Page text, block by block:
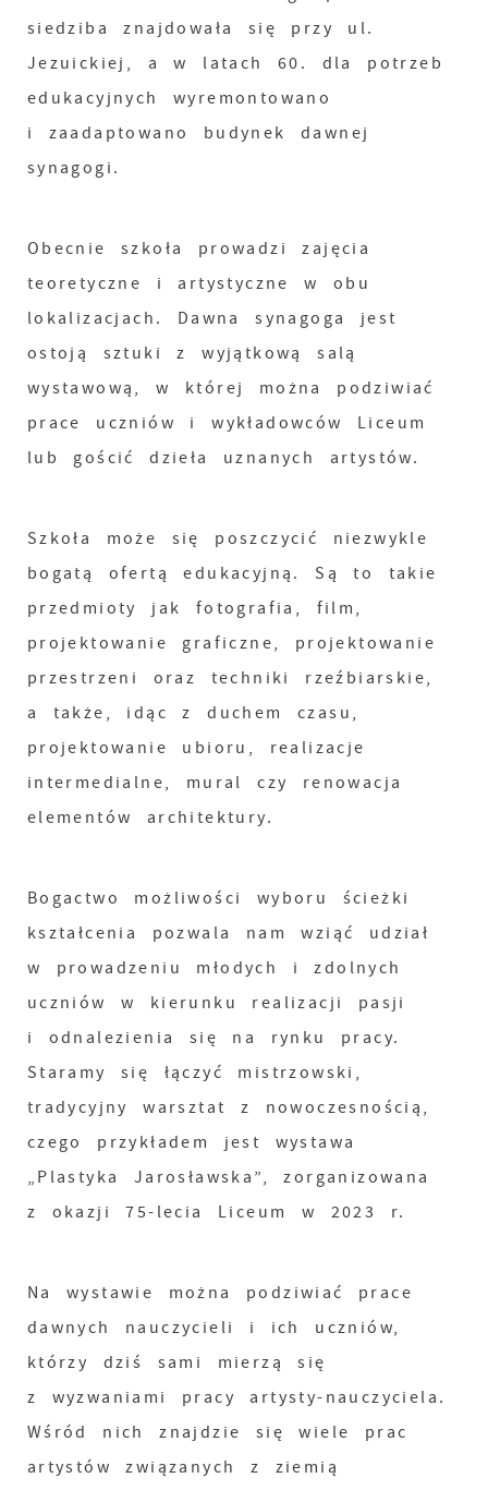
siedziba znajdowała się przy ul.
Jezuickiej, a w latach 60. dla potrzeb
edukacyjnych wyremontowano
i zaadaptowano budynek dawnej
synagogi.
Obecnie szkoła prowadzi zajęcia
teoretyczne i artystyczne w obu
lokalizacjach. Dawna synagoga jest
ostoją sztuki z wyjątkową salą
wystawową, w której można podziwiać
prace uczniów i wykładowców Liceum
lub gościć dzieła uznanych artystów.
Szkoła może się poszczycić niezwykle
bogatą ofertą edukacyjną. Są to takie
przedmioty jak fotografia, film,
projektowanie graficzne, projektowanie
przestrzeni oraz techniki rzeźbiarskie,
a także, idąc z duchem czasu,
projektowanie ubioru, realizacje
intermedialne, mural czy renowacja
elementów architektury.
Bogactwo możliwości wyboru ścieżki
kształcenia pozwala nam wziąć udział
w prowadzeniu młodych i zdolnych
uczniów w kierunku realizacji pasji
i odnalezienia się na rynku pracy.
Staramy się łączyć mistrzowski,
tradycyjny warsztat z nowoczesnością,
czego przykładem jest wystawa
„Plastyka Jarosławska”, zorganizowana
z okazji 75-lecia Liceum w 2023 r.
Na wystawie można podziwiać prace
dawnych nauczycieli i ich uczniów,
którzy dziś sami mierzą się
z wyzwaniami pracy artysty-nauczyciela.
Wśród nich znajdzie się wiele prac
artystów związanych z ziemią